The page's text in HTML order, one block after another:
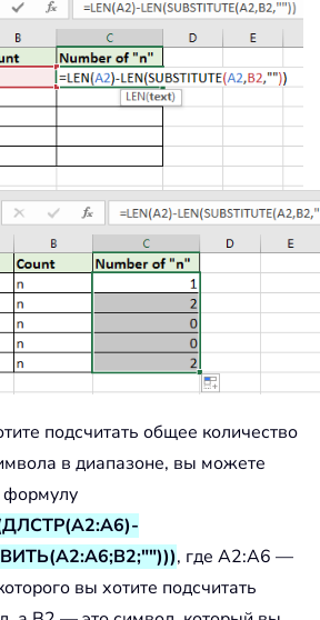
подсчитать общее количество
в диапазоне, вы можете
формулу
, где A2:A6 —
вы хотите подсчитать